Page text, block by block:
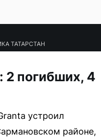
ТАТАРСТАН
2 погибших, 4
устроил
районе,